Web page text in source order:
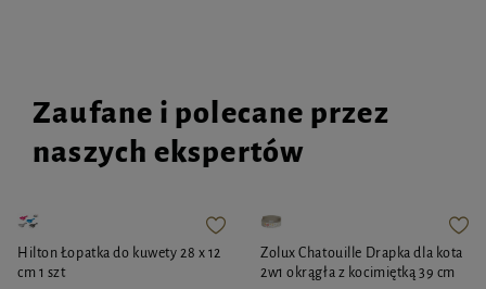
Zaufane i polecane przez
naszych ekspertów
Hilton Łopatka do kuwety 28 x 12
cm 1 szt
Zolux Chatouille Drapka dla kota
2w1 okrągła z kocimiętką 39 cm